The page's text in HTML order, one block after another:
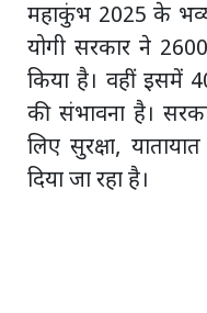
महाकुंभ 2025 के
योगी सरकार ने
किया है। वहीं इसमें
की संभावना है।
लिए सुरक्षा,
दिया जा रहा है।